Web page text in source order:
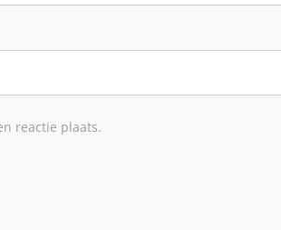
reactie plaats.